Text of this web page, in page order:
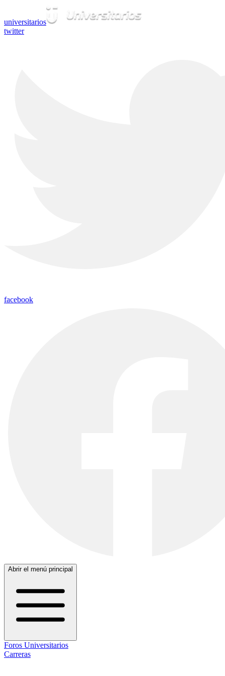
universitarios
twitter
facebook
Abrir el menú principal
Foros Universitarios
Carreras